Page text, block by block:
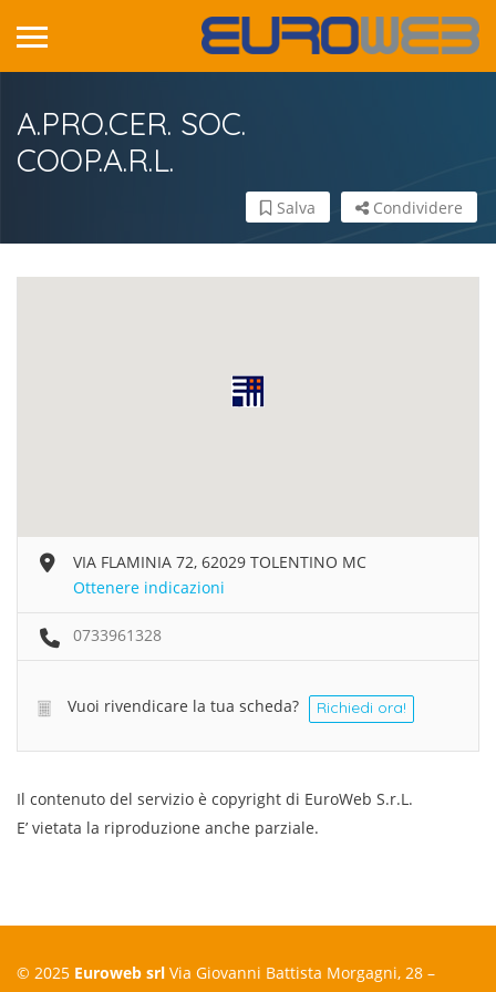
A.PRO.CER. SOC.
COOP.A.R.L.
Condividere
Salva
VIA FLAMINIA 72, 62029 TOLENTINO MC
Ottenere indicazioni
0733961328
Vuoi rivendicare la tua scheda? Richiedi ora!
Il contenuto del servizio è copyright di EuroWeb S.r.L.
E’ vietata la riproduzione anche parziale.
© 2025 Euroweb srl Via Giovanni Battista Morgagni, 28 –